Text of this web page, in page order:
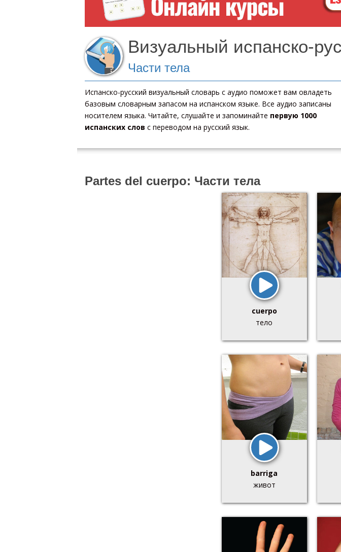
Визуальный испанско-
Части тела
Испанско-русский визуальный словарь с аудио поможет вам овладеть
базовым словарным запасом на испанском языке. Все аудио записаны
носителем языка. Читайте, слушайте и запоминайте первую 1000
испанских слов с переводом на русский язык.
Partes del cuerpo: Части тела
cuerpo
тело
barriga
живот